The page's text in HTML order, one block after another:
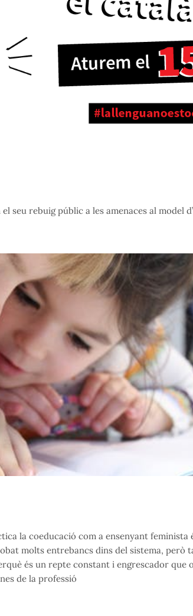
seu rebuig públic a les amenaces al model
la coeducació com a ensenyant feminista
molts entrebancs dins del sistema, però
és un repte constant i engrescador que
de la professió